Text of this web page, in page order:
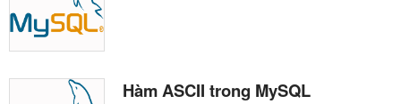
Hàm ASCII trong MySQL